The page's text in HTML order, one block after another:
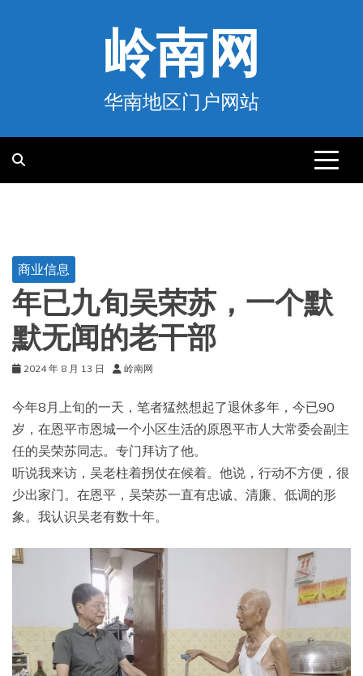
岭南网
华南地区门户网站
商业信息
年已九旬吴荣苏，一个默
默无闻的老干部
2024 年 8 月 13 日 岭南网
今年8月上旬的一天，笔者猛然想起了退休多年，今已90
岁，在恩平市恩城一个小区生活的原恩平市人大常委会副主
任的吴荣苏同志。专门拜访了他。
听说我来访，吴老柱着拐仗在候着。他说，行动不方便，很
少出家门。在恩平，吴荣苏一直有忠诚、清廉、低调的形
象。我认识吴老有数十年。